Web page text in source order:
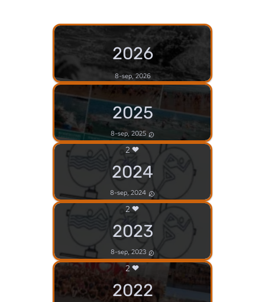
2026
8-sep, 2026
2025
8-sep, 2025
2
2024
8-sep, 2024
2
2023
8-sep, 2023
2
2022